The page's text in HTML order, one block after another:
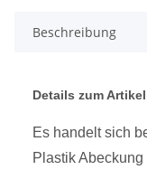
Beschreibung
Details zum
Es handelt sich
Plastik